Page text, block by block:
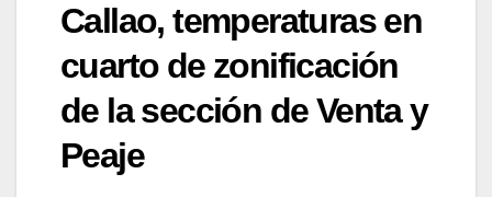
Callao, temperaturas en
cuarto de zonificación
de la sección de Venta y
Peaje